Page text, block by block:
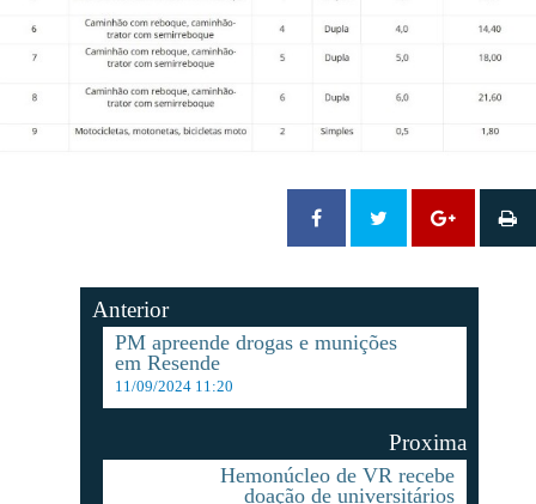
Anterior
PM apreende drogas e munições
em Resende
11/09/2024 11:20
Proxima
Hemonúcleo de VR recebe
doação de universitários